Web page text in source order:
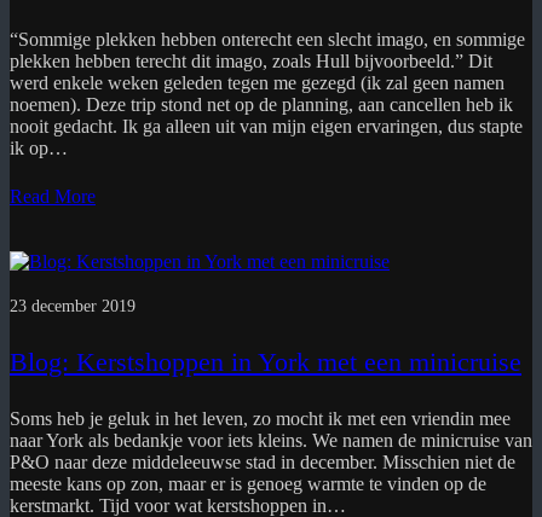
“Sommige plekken hebben onterecht een slecht imago, en sommige
plekken hebben terecht dit imago, zoals Hull bijvoorbeeld.” Dit
werd enkele weken geleden tegen me gezegd (ik zal geen namen
noemen). Deze trip stond net op de planning, aan cancellen heb ik
nooit gedacht. Ik ga alleen uit van mijn eigen ervaringen, dus stapte
ik op…
Read More
23 december 2019
Blog: Kerstshoppen in York met een minicruise
Soms heb je geluk in het leven, zo mocht ik met een vriendin mee
naar York als bedankje voor iets kleins. We namen de minicruise van
P&O naar deze middeleeuwse stad in december. Misschien niet de
meeste kans op zon, maar er is genoeg warmte te vinden op de
kerstmarkt. Tijd voor wat kerstshoppen in…